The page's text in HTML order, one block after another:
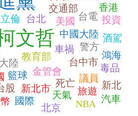
文哲
台北
大陸
教育部
倫
籃球
交通部
美國 台電
中國大陸
車禍
股
金管會
香港
新北市 死亡
警方
國際
台中市
投資
酒駕
議員
天氣 旅遊
北京
NBA
鴻海
毒品
汽車
新北